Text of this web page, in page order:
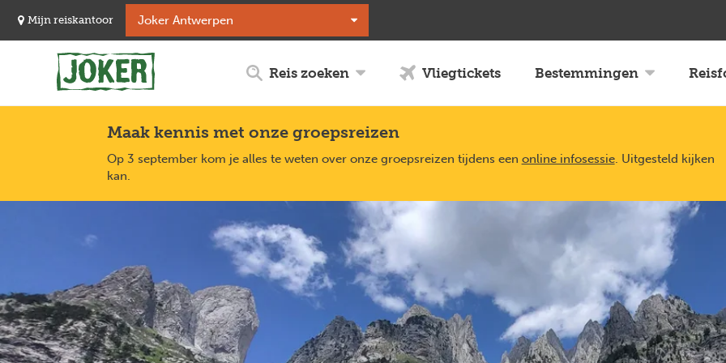
naar
Mijn reiskantoor
Reis zoeken Vliegtickets Bestemmingen
Maak kennis met onze groepsreizen
Op 3 september kom je alles te weten over onze groepsreizen tijdens een online infosessie. Uitgesteld kijken
kan.